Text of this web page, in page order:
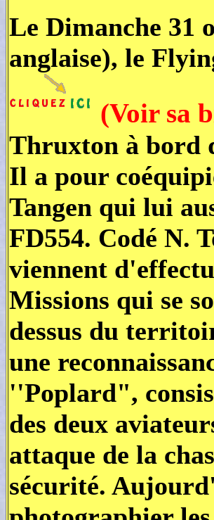
Le Dimanche 31
anglaise), le
(Voir sa
Thruxton à bord
Il a pour
Tangen qui lui
FD554. Codé N.
viennent
Missions qui se
dessus du
une
''Poplard",
des deux
attaque de la
sécurité.